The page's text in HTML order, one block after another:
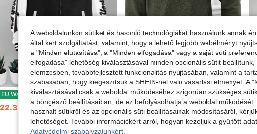
EU Warehouse -1% Manfinity Homme Férfi Plus Size Cipzáros Húzózsinóros Lezser Kapucnis Pulóver, Iskolakezdési Fekete Vakációs Mintás Hosszú Ujjú Lezser Színblokkos Cipzáros Kapucnis Pulóver, Barátoknak, Férjnek, Barát Ajándékok Őszre
22.33€ 22.76€
Manfinity CasualCool
EU Warehouse -2% Manfinity CasualCool Őszi/Téli Polár Állógallér Félcipzáras Hosszú Ujjú Laza Vastagított Alkalmi Sport Pulóver Férfi Egyszínű Fitnesz Edzőterem Kötött Kabát
21.33€ 21.77€
-
A weboldalunkon sütiket és hasonló technológiákat használunk annak
által kért szolgáltatást, valamint, hogy a lehető legjobb webélményt
a "Minden elutasítása", a "Minden elfogadása" vagy a saját süti
elfogadása" lehetőség kiválasztásával minden opcionális sütit
elemzésben, továbbfejlesztett funkcionalitás nyújtásában, valamint a
szabásában, hogy kiegészítsük a SHEIN-nel való vásárlási élményét. A
kiválasztásával csak a weboldal működéséhez szigorúan szükséges
a böngésző beállításaiban, de ez befolyásolhatja a weboldal
használt sütikről és az opcionális süti beállításainak módosításáról,
lehetőséget. További információkért arról, hogyan kezeljük a gyűjtött
Adatvédelmi szabályzatunkért.